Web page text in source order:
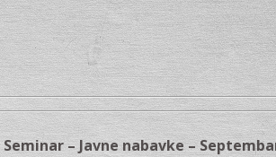
Seminar – Javne nabavke –